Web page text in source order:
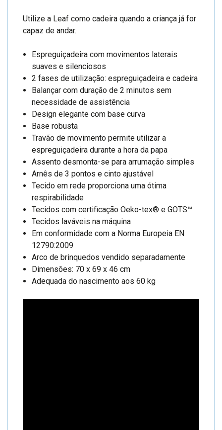
Utilize a Leaf como cadeira quando a criança já for
capaz de andar.
Espreguiçadeira com movimentos laterais
suaves e silenciosos
2 fases de utilização: espreguiçadeira e cadeira
Balançar com duração de 2 minutos sem
necessidade de assistência
Design elegante com base curva
Base robusta
Travão de movimento permite utilizar a
espreguiçadeira durante a hora da papa
Assento desmonta-se para arrumação simples
Arnês de 3 pontos e cinto ajustável
Tecido em rede proporciona uma ótima
respirabilidade
Tecidos com certificação Oeko-tex® e GOTS™
Tecidos laváveis na máquina
Em conformidade com a Norma Europeia EN
12790:2009
Arco de brinquedos vendido separadamente
Dimensões: 70 x 69 x 46 cm
Adequada do nascimento aos 60 kg